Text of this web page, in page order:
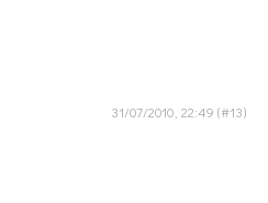
31/07/2010, 22:49